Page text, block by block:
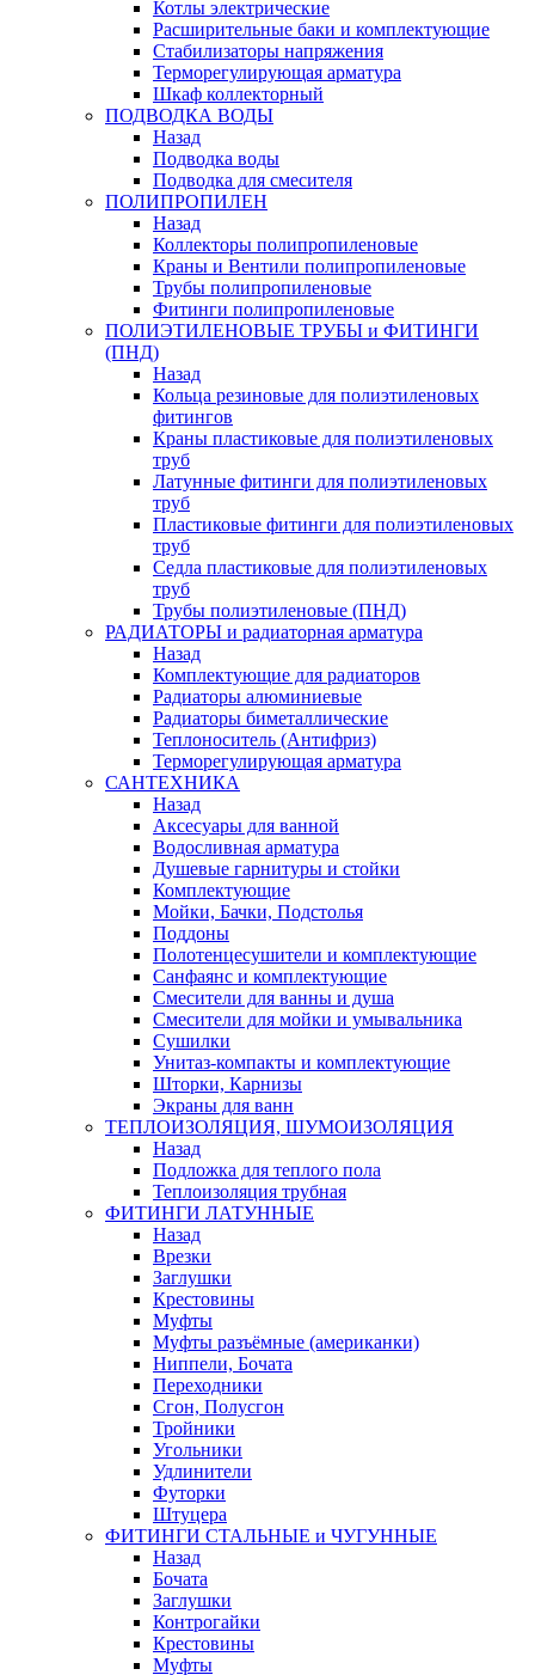
Котлы электрические
Расширительные баки и комплектующие
Стабилизаторы напряжения
Терморегулирующая арматура
Шкаф коллекторный
ПОДВОДКА ВОДЫ
Назад
Подводка воды
Подводка для смесителя
ПОЛИПРОПИЛЕН
Назад
Коллекторы полипропиленовые
Краны и Вентили полипропиленовые
Трубы полипропиленовые
Фитинги полипропиленовые
ПОЛИЭТИЛЕНОВЫЕ ТРУБЫ и ФИТИНГИ
(ПНД)
Назад
Кольца резиновые для полиэтиленовых
фитингов
Краны пластиковые для полиэтиленовых
труб
Латунные фитинги для полиэтиленовых
труб
Пластиковые фитинги для полиэтиленовых
труб
Седла пластиковые для полиэтиленовых
труб
Трубы полиэтиленовые (ПНД)
РАДИАТОРЫ и радиаторная арматура
Назад
Комплектующие для радиаторов
Радиаторы алюминиевые
Радиаторы биметаллические
Теплоноситель (Антифриз)
Терморегулирующая арматура
САНТЕХНИКА
Назад
Аксесуары для ванной
Водосливная арматура
Душевые гарнитуры и стойки
Комплектующие
Мойки, Бачки, Подстолья
Поддоны
Полотенцесушители и комплектующие
Санфаянс и комплектующие
Смесители для ванны и душа
Смесители для мойки и умывальника
Сушилки
Унитаз-компакты и комплектующие
Шторки, Карнизы
Экраны для ванн
ТЕПЛОИЗОЛЯЦИЯ, ШУМОИЗОЛЯЦИЯ
Назад
Подложка для теплого пола
Теплоизоляция трубная
ФИТИНГИ ЛАТУННЫЕ
Назад
Врезки
Заглушки
Крестовины
Муфты
Муфты разъёмные (американки)
Ниппели, Бочата
Переходники
Сгон, Полусгон
Тройники
Угольники
Удлинители
Футорки
Штуцера
ФИТИНГИ СТАЛЬНЫЕ и ЧУГУННЫЕ
Назад
Бочата
Заглушки
Контрогайки
Крестовины
Муфты